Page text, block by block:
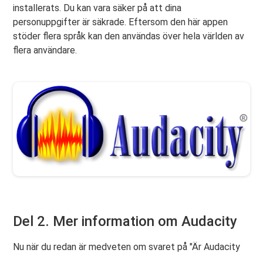
installerats. Du kan vara säker på att dina
personuppgifter är säkrade. Eftersom den här appen
stöder flera språk kan den användas över hela världen av
flera användare.
Del 2. Mer information om Audacity
Nu när du redan är medveten om svaret på "Är Audacity